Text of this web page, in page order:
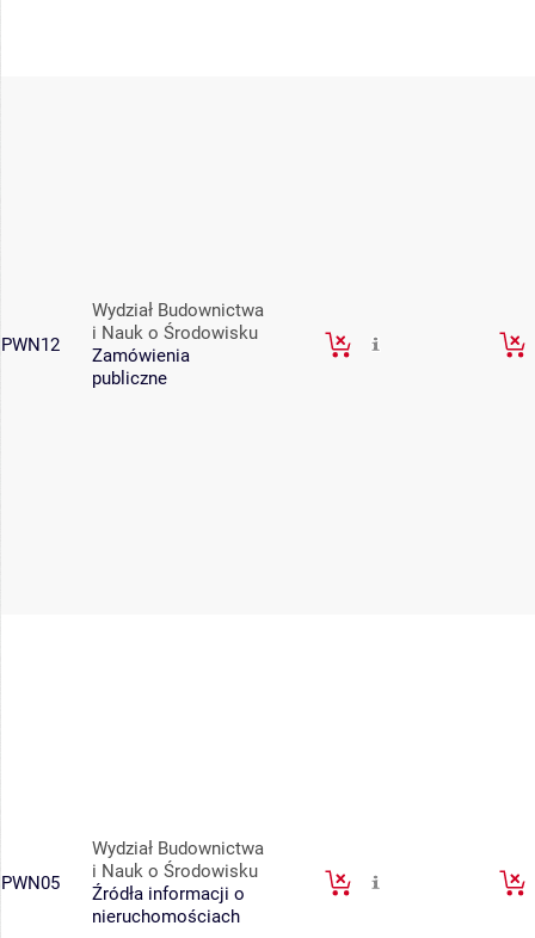
PWN12
Wydział Budownictwa
i Nauk o Środowisku
Zamówienia
publiczne
PWN05
Wydział Budownictwa
i Nauk o Środowisku
Źródła informacji o
nieruchomościach